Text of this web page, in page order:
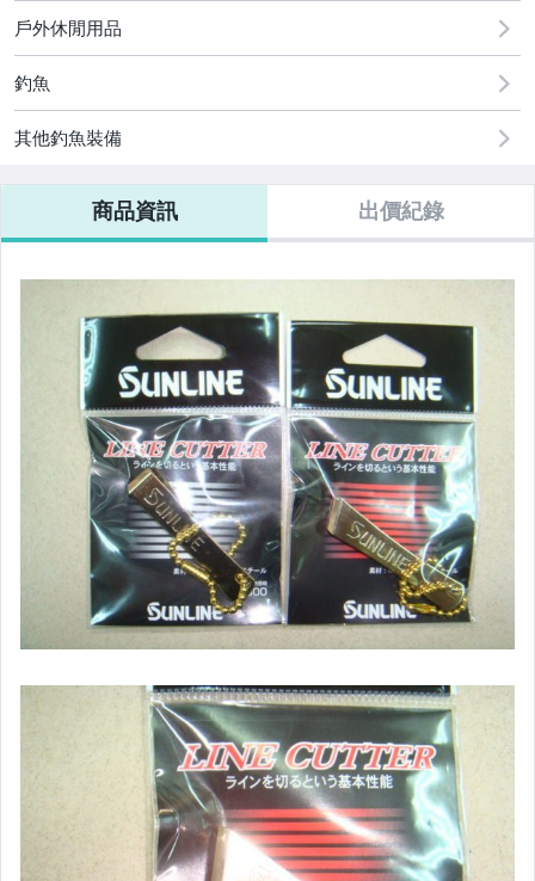
戶外休閒用品
釣魚
其他釣魚裝備
商品資訊 出價紀錄